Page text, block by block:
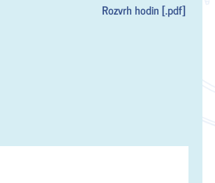
Rozvrh hodin [.pdf]